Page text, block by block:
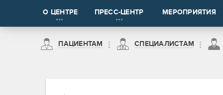
О ЦЕНТРЕ ПРЕСС-ЦЕНТР МЕРОПРИЯТИЯ
ПАЦИЕНТАМ СПЕЦИАЛИСТАМ